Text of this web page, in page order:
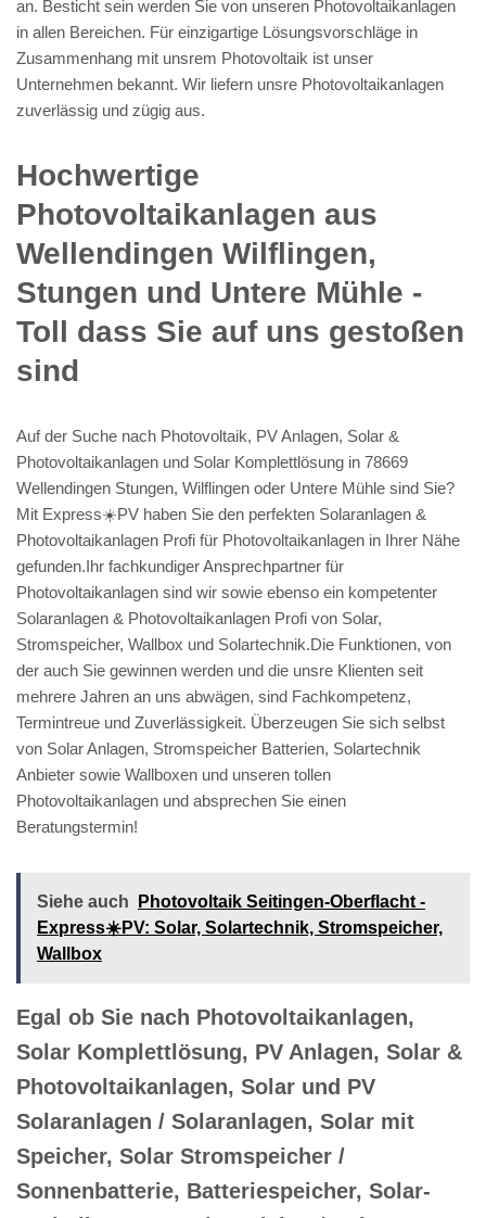
an. Besticht sein werden Sie von unseren Photovoltaikanlagen
in allen Bereichen. Für einzigartige Lösungsvorschläge in
Zusammenhang mit unsrem Photovoltaik ist unser
Unternehmen bekannt. Wir liefern unsre Photovoltaikanlagen
zuverlässig und zügig aus.
Hochwertige
Photovoltaikanlagen aus
Wellendingen Wilflingen,
Stungen und Untere Mühle -
Toll dass Sie auf uns gestoßen
sind
Auf der Suche nach Photovoltaik, PV Anlagen, Solar &
Photovoltaikanlagen und Solar Komplettlösung in 78669
Wellendingen Stungen, Wilflingen oder Untere Mühle sind Sie?
Mit Express☀️PV️ haben Sie den perfekten Solaranlagen &
Photovoltaikanlagen Profi für Photovoltaikanlagen in Ihrer Nähe
gefunden.Ihr fachkundiger Ansprechpartner für
Photovoltaikanlagen sind wir sowie ebenso ein kompetenter
Solaranlagen & Photovoltaikanlagen Profi von Solar,
Stromspeicher, Wallbox und Solartechnik.Die Funktionen, von
der auch Sie gewinnen werden und die unsre Klienten seit
mehrere Jahren an uns abwägen, sind Fachkompetenz,
Termintreue und Zuverlässigkeit. Überzeugen Sie sich selbst
von Solar Anlagen, Stromspeicher Batterien, Solartechnik
Anbieter sowie Wallboxen und unseren tollen
Photovoltaikanlagen und absprechen Sie einen
Beratungstermin!
Siehe auch
Photovoltaik Seitingen-Oberflacht -
Express☀️PV️: Solar, Solartechnik, Stromspeicher,
Wallbox
Egal ob Sie nach Photovoltaikanlagen,
Solar Komplettlösung, PV Anlagen, Solar &
Photovoltaikanlagen, Solar und PV
Solaranlagen / Solaranlagen, Solar mit
Speicher, Solar Stromspeicher /
Sonnenbatterie, Batteriespeicher, Solar-